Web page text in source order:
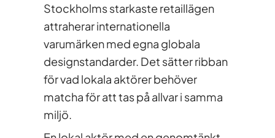
Stockholms starkaste retaillägen
attraherar internationella
varumärken med egna globala
designstandarder. Det sätter ribban
för vad lokala aktörer behöver
matcha för att tas på allvar i samma
miljö.